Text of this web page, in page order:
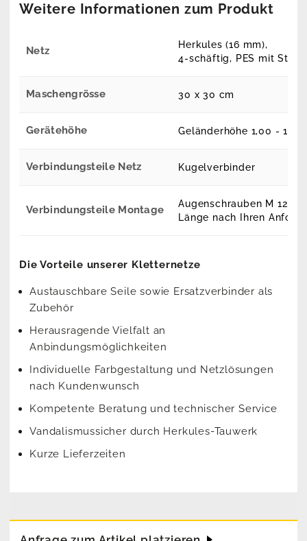
Weitere Informationen zum Produkt
Netz
Herkules (16 mm),
4-schäftig, PES mit
Maschengrösse 30 x 30 cm
Gerätehöhe Geländerhöhe 1,00 - 1,10
Verbindungsteile Netz Kugelverbinder
Verbindungsteile Montage
Augenschrauben M 12,
Länge nach Ihren
Die Vorteile unserer Kletternetze
Austauschbare Seile sowie Ersatzverbinder als
Zubehör
Herausragende Vielfalt an
Anbindungsmöglichkeiten
Individuelle Farbgestaltung und Netzlösungen
nach Kundenwunsch
Kompetente Beratung und technischer Service
Vandalismussicher durch Herkules-Tauwerk
Kurze Lieferzeiten